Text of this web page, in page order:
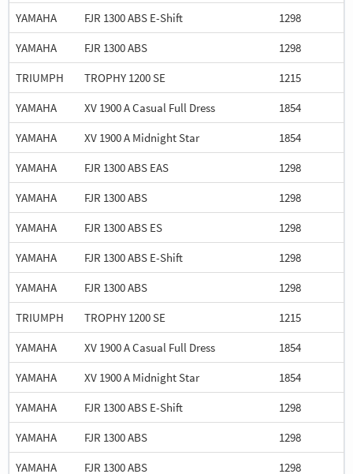
YAMAHA
FJR 1300 ABS E-Shift 1298
YAMAHA
FJR 1300 ABS 1298
TRIUMPH
TROPHY 1200 SE 1215
YAMAHA
XV 1900 A Casual Full Dress 1854
YAMAHA
XV 1900 A Midnight Star 1854
YAMAHA
FJR 1300 ABS EAS 1298
YAMAHA
FJR 1300 ABS 1298
YAMAHA
FJR 1300 ABS ES 1298
YAMAHA
FJR 1300 ABS E-Shift 1298
YAMAHA
FJR 1300 ABS 1298
TRIUMPH
TROPHY 1200 SE 1215
YAMAHA
XV 1900 A Casual Full Dress 1854
YAMAHA
XV 1900 A Midnight Star 1854
YAMAHA
FJR 1300 ABS E-Shift 1298
YAMAHA
FJR 1300 ABS 1298
YAMAHA
FJR 1300 ABS 1298